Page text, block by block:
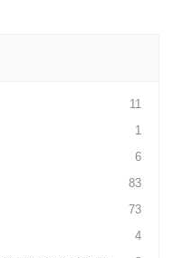
11
1
6
83
73
4